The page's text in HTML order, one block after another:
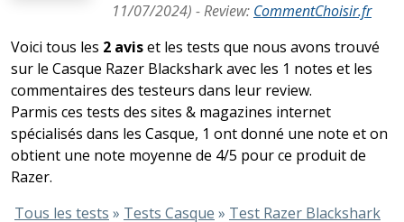
11/07/2024) -Review: CommentChoisir.fr
Voici tous les 2 aviset les tests que nous avons trouvé
sur le Casque Razer Blackshark avec les 1 notes et les
commentaires des testeurs dans leur review.
Parmis ces tests des sites & magazines internet
spécialisés dans les Casque, 1 ont donné une note et on
obtient une note moyenne de 4/5 pour ce produit de
Razer.
Tous les tests » Tests Casque » Test Razer Blackshark